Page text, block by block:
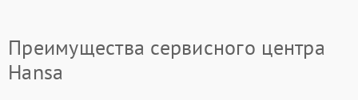
Преимущества сервисного центра
Hansa